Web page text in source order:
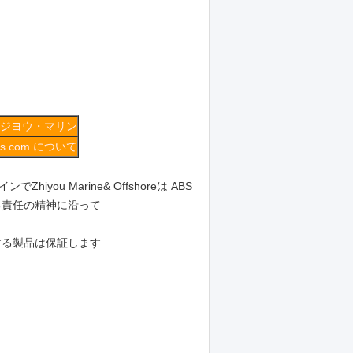
ジヨウ・マリン
について
ンでZhiyou Marine& Offshoreは ABS
任の精神に沿って
製品は保証します